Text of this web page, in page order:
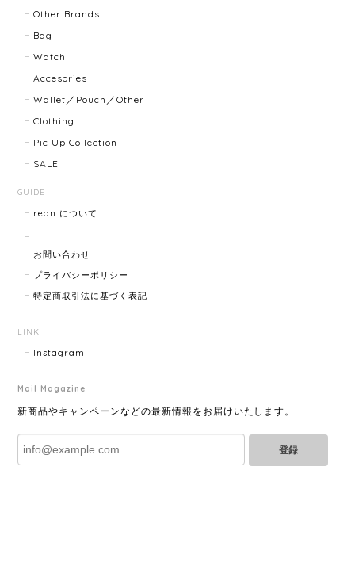
はぜんぜんわからずとても綺麗で素敵な時計でとても
気にいりました。 いつも迅速な発送と綺麗な商品ばか
りなので安心して購入できます。ありがとうございま
2025/06/28
とても綺麗なお品でした✨ ありがとうございました！
Other Brands
Bag
Watch
Accesories
Wallet／Pouch／Other
Clothing
Pic Up Collection
SALE
GUIDE
rean について
お問い合わせ
プライバシーポリシー
特定商取引法に基づく表記
LINK
Instagram
Mail Magazine
新商品やキャンペーンなどの最新情報をお届けいたします。
登録